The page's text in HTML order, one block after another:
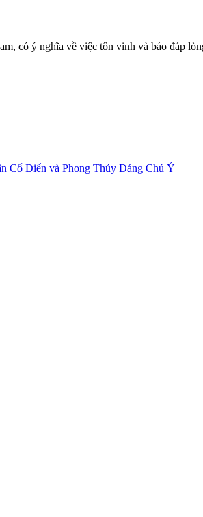
có ý nghĩa về việc tôn vinh và báo đáp
Cổ Điển và Phong Thủy Đáng Chú Ý